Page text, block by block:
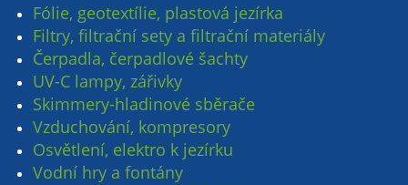
Fólie, geotextílie, plastová jezírka
Filtry, filtrační sety a filtrační materiály
Čerpadla, čerpadlové šachty
UV-C lampy, zářivky
Skimmery-hladinové sběrače
Vzduchování, kompresory
Osvětlení, elektro k jezírku
Vodní hry a fontány